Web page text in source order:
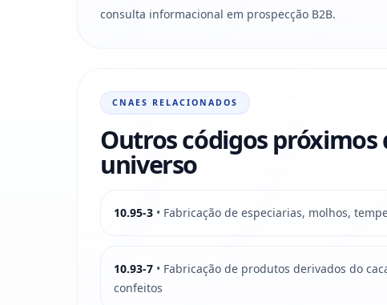
consulta informacional em prospecção B2B.
CNAES RELACIONADOS
Outros códigos próximos
universo
10.95-3 • Fabricação de especiarias, molhos,
10.93-7 • Fabricação de produtos derivados do
confeitos